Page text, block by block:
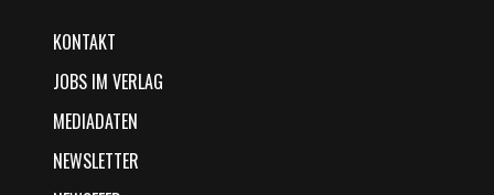
KONTAKT
JOBS IM VERLAG
MEDIADATEN
NEWSLETTER